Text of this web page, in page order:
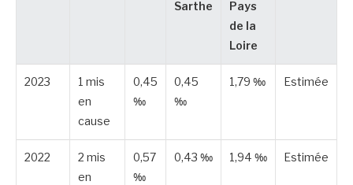
Sarthe
Pays
de la
Loire
2023
1 mis
en
cause
0,45
‰
0,45
‰
1,79 ‰ Estimée
2022
2 mis
en
0,57
‰
0,43 ‰ 1,94 ‰ Estimée